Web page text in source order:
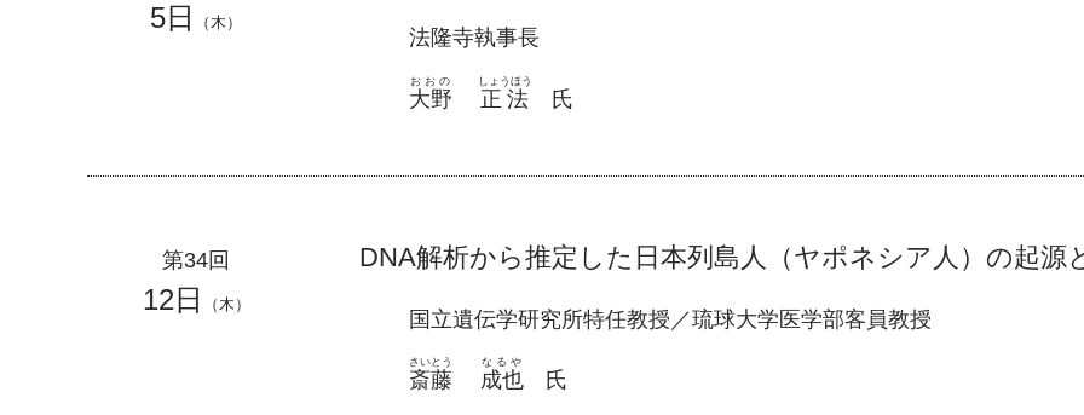
5日 （木）
法隆寺執事長
大野
おおの
正法
しょうほう
氏
第34回
12日 （木）
DNA解析から推定した日本列島人（ヤポネシア人）の起源
国立遺伝学研究所特任教授／琉球大学医学部客員教授
斎藤
さいとう
成也
なるや
氏